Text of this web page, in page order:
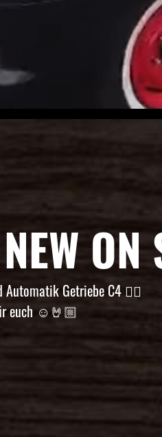
NEW
Getriebe C4 👌🏼
euch ☺️🤘🏼